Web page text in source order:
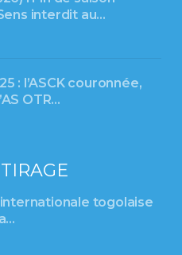
interdit au…
: l’ASCK couronnée,
OTR…
togolaise